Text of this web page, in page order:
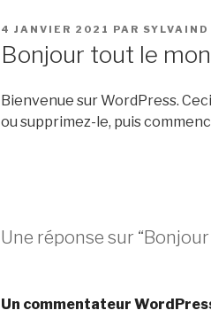
PUBLIÉ
4 JANVIER 2021 PAR SYLVAIND
Bonjour tout le
Bienvenue sur WordPress.
ou supprimez-le, puis
Une réponse sur
Un commentateur